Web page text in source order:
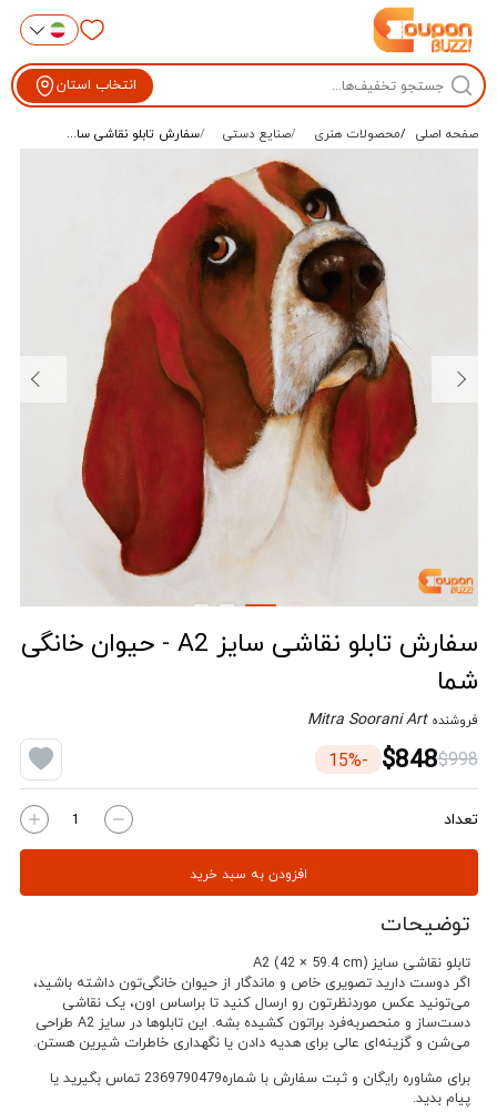
انتخاب استان
صفحه اصلی محصولات هنری صنایع دستی سفارش تابلو نقاشی سا...
سفارش تابلو نقاشی سایز A2 - حیوان خانگی
شما
فروشنده Mitra Soorani Art
$998
$848
-15%
تعداد
افزودن به سبد خرید
توضیحات
تابلو نقاشی سایز A2 (42 × 59.4 cm)
اگر دوست دارید تصویری خاص و ماندگار از حیوان خانگی‌تون داشته باشید،
می‌تونید عکس موردنظرتون رو ارسال کنید تا براساس اون، یک نقاشی
دست‌ساز و منحصر‌به‌فرد براتون کشیده بشه. این تابلوها در سایز A2 طراحی
می‌شن و گزینه‌ای عالی برای هدیه دادن یا نگهداری خاطرات شیرین هستن.
برای مشاوره رایگان و ثبت سفارش با شماره2369790479تماس بگیرید یا
پیام بدید.